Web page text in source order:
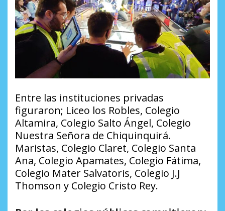
Entre las instituciones privadas
figuraron; Liceo los Robles, Colegio
Altamira, Colegio Salto Ángel, Colegio
Nuestra Señora de Chiquinquirá.
Maristas, Colegio Claret, Colegio Santa
Ana, Colegio Apamates, Colegio Fátima,
Colegio Mater Salvatoris, Colegio J.J
Thomson y Colegio Cristo Rey.